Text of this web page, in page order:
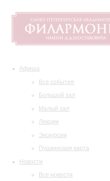
Афиша
Все события
Большой зал
Малый зал
Лекции
Экскурсии
Пушкинская карта
Новости
Все новости